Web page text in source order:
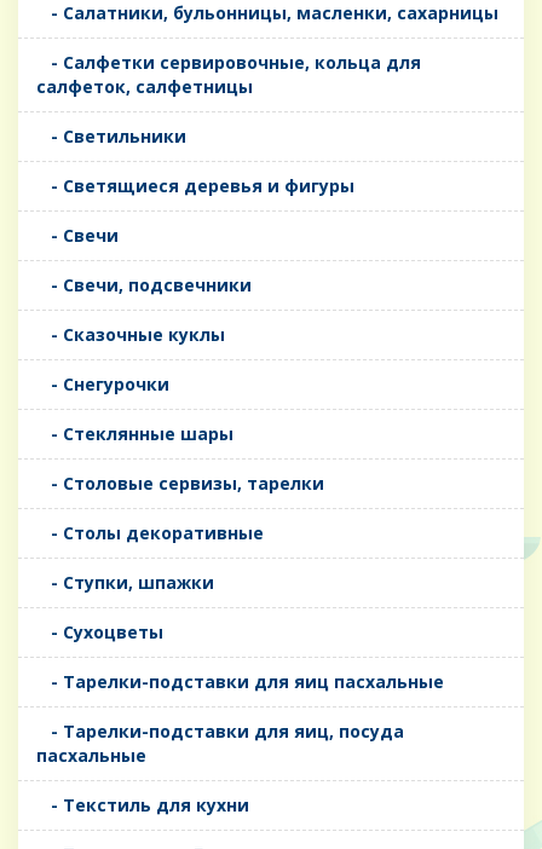
- Салатники, бульонницы, масленки, сахарницы
- Салфетки сервировочные, кольца для
салфеток, салфетницы
- Светильники
- Светящиеся деревья и фигуры
- Свечи
- Свечи, подсвечники
- Сказочные куклы
- Снегурочки
- Стеклянные шары
- Столовые сервизы, тарелки
- Столы декоративные
- Ступки, шпажки
- Сухоцветы
- Тарелки-подставки для яиц пасхальные
- Тарелки-подставки для яиц, посуда
пасхальные
- Текстиль для кухни